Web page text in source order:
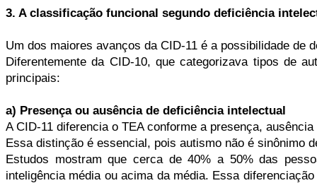
3. A classificação funcional segundo deficiência
Um dos maiores avanços da CID-11 é a possibilidade de
Diferentemente da CID-10, que categorizava tipos de
principais:
a) Presença ou ausência de deficiência intelectual
A CID-11 diferencia o TEA conforme a presença,
Essa distinção é essencial, pois autismo não é sinônimo
Estudos mostram que cerca de 40% a 50% das
inteligência média ou acima da média. Essa